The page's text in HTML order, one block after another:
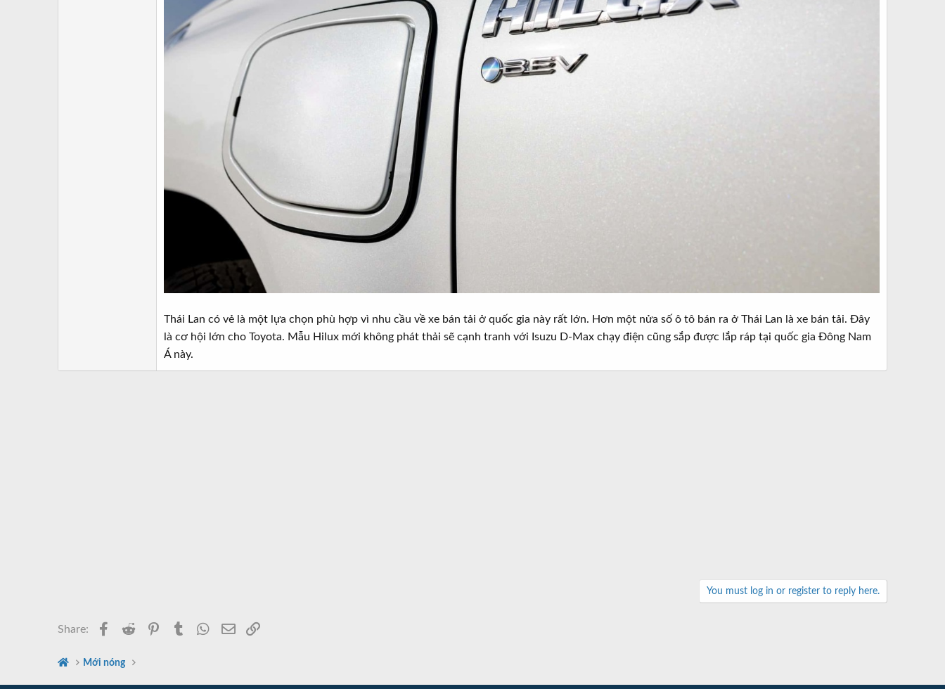
Thái Lan có vẻ là một lựa chọn phù hợp vì nhu cầu về xe bán tải ở quốc gia này rất lớn. Hơn một nửa số ô tô bán ra ở Thái Lan là xe bán tải. Đây
là cơ hội lớn cho Toyota. Mẫu Hilux mới không phát thải sẽ cạnh tranh với Isuzu D-Max chạy điện cũng sắp được lắp ráp tại quốc gia Đông Nam
Á này.
You must log in or register to reply here.
Share: Facebook
Reddit Pinterest
Tumblr WhatsApp
Email
Mới nóng